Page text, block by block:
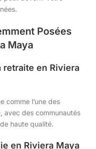
Posées
Maya
retraite en Riviera
comme l’une des
avec des communautés
haute qualité.
en Riviera Maya